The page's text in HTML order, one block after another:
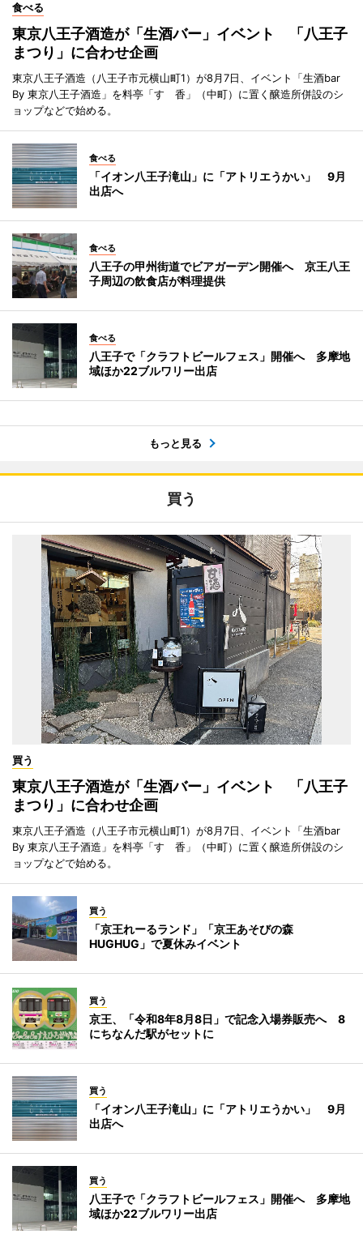
食べる
東京八王子酒造が「生酒バー」イベント 「八王子
まつり」に合わせ企画
東京八王子酒造（八王子市元横山町1）が8月7日、イベント「生酒bar
By 東京八王子酒造」を料亭「すゞ香」（中町）に置く醸造所併設のシ
ョップなどで始める。
食べる
「イオン八王子滝山」に「アトリエうかい」 9月
出店へ
食べる
八王子の甲州街道でビアガーデン開催へ 京王八王
子周辺の飲食店が料理提供
食べる
八王子で「クラフトビールフェス」開催へ 多摩地
域ほか22ブルワリー出店
もっと見る
買う
買う
東京八王子酒造が「生酒バー」イベント 「八王子
まつり」に合わせ企画
東京八王子酒造（八王子市元横山町1）が8月7日、イベント「生酒bar
By 東京八王子酒造」を料亭「すゞ香」（中町）に置く醸造所併設のシ
ョップなどで始める。
買う
「京王れーるランド」「京王あそびの森
HUGHUG」で夏休みイベント
買う
京王、「令和8年8月8日」で記念入場券販売へ 8
にちなんだ駅がセットに
買う
「イオン八王子滝山」に「アトリエうかい」 9月
出店へ
買う
八王子で「クラフトビールフェス」開催へ 多摩地
域ほか22ブルワリー出店